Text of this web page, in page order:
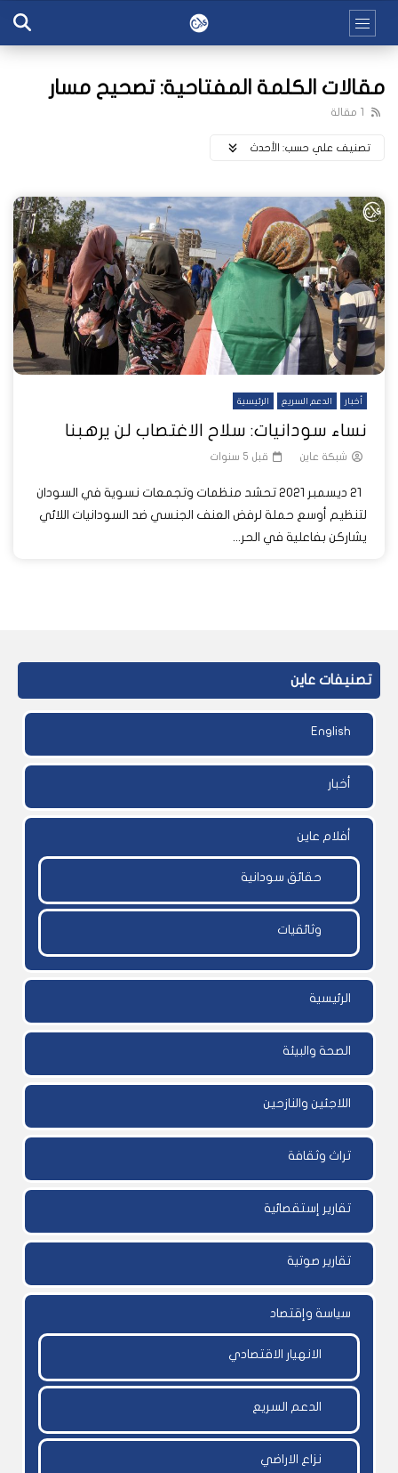
مقالات الكلمة المفتاحية: تصحيح مسار
1 مقالة
تصنيف علي حسب: اﻷحدث
أخبار الدعم السريع الرئيسية
نساء سودانيات: سلاح الاغتصاب لن يرهبنا
شبكة عاين قبل 5 سنوات
21 ديسمبر 2021 تحشد منظمات وتجمعات نسوية في السودان
لتنظيم أوسع حملة لرفض العنف الجنسي ضد السودانيات اللائي
يشاركن بفاعلية في الحر...
تصنيفات عاين
English
أخبار
أفلام عاين
حقائق سودانية
وثائقيات
الرئيسية
الصحة والبيئة
اللاجئين والنازحين
تراث وثقافة
تقارير إستقصائية
تقارير صوتية
سياسة وإقتصاد
الانهيار الاقتصادي
الدعم السريع
نزاع الاراضي